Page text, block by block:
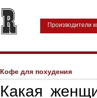
Производители
Кофе для похудения
Какая